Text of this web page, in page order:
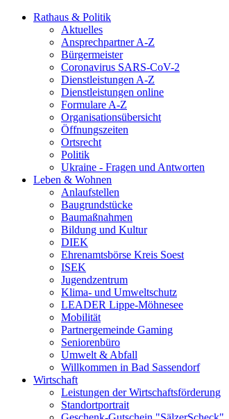
Rathaus & Politik
Aktuelles
Ansprechpartner A-Z
Bürgermeister
Coronavirus SARS-CoV-2
Dienstleistungen A-Z
Dienstleistungen online
Formulare A-Z
Organisationsübersicht
Öffnungszeiten
Ortsrecht
Politik
Ukraine - Fragen und Antworten
Leben & Wohnen
Anlaufstellen
Baugrundstücke
Baumaßnahmen
Bildung und Kultur
DIEK
Ehrenamtsbörse Kreis Soest
ISEK
Jugendzentrum
Klima- und Umweltschutz
LEADER Lippe-Möhnesee
Mobilität
Partnergemeinde Gaming
Seniorenbüro
Umwelt & Abfall
Willkommen in Bad Sassendorf
Wirtschaft
Leistungen der Wirtschaftsförderung
Standortportrait